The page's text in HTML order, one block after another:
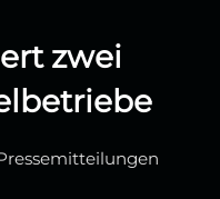
zwei